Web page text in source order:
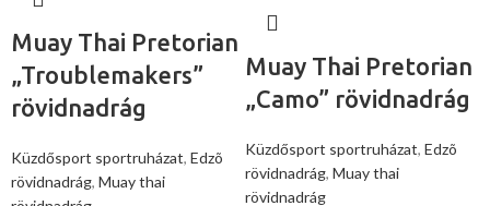
Muay Thai Pretorian
„Troublemakers”
rövidnadrág
Küzdősport sportruházat, Edzõ
rövidnadrág, Muay thai
Muay Thai Pretorian
„Camo” rövidnadrág
Küzdősport sportruházat, Edzõ
rövidnadrág, Muay thai
rövidnadrág